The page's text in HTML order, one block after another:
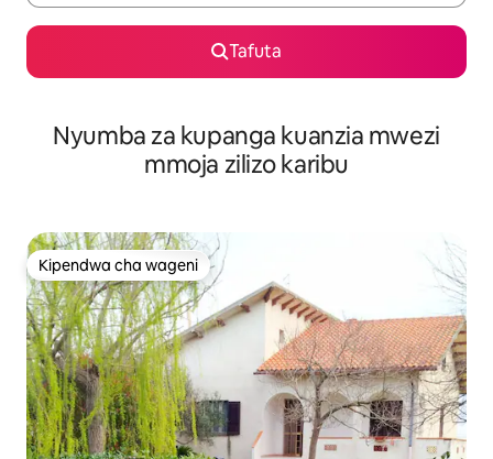
Tafuta
Nyumba za kupanga kuanzia mwezi
mmoja zilizo karibu
Kipendwa cha wageni
Kipendwa cha wageni